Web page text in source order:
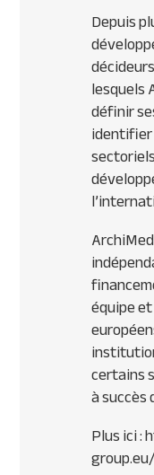
Depuis
lesquels
définir
équipe
certains
à succès
Plus ici :